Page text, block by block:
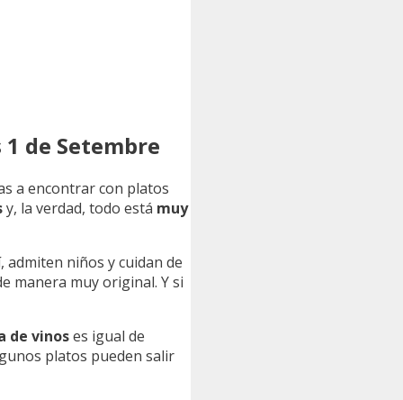
de Setembre
a encontrar con platos
y, la verdad, todo está muy
admiten niños y cuidan de
manera muy original. Y si
de vinoses igual de
platos pueden salir